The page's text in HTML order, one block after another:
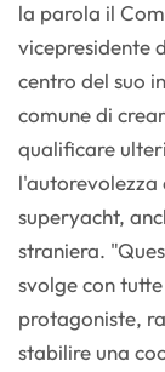
la parola il
vicepresidente
centro del suo
comune di
qualificare
l'autorevolezza
superyacht,
straniera.
svolge con
protagoniste,
stabilire una